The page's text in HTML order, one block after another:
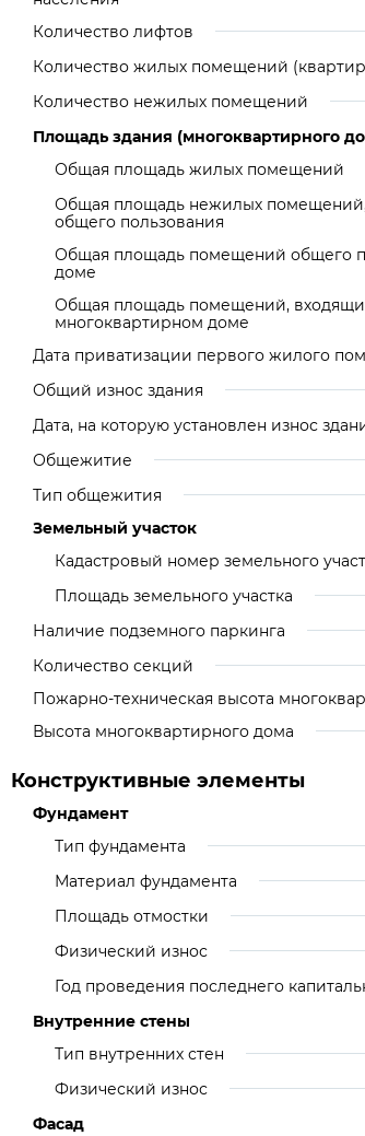
Количество лифтов
Количество жилых помещений
Количество нежилых помещений
Площадь здания (многоквартирного
Общая площадь жилых помещений
Общая площадь нежилых
общего пользования
Общая площадь помещений общего
доме
Общая площадь помещений,
многоквартирном доме
Дата приватизации первого жилого
Общий износ здания
Дата, на которую установлен износ
Общежитие
Тип общежития
Земельный участок
Кадастровый номер земельного
Площадь земельного участка
Наличие подземного паркинга
Количество секций
Пожарно-техническая высота
Высота многоквартирного дома
Конструктивные элементы
Фундамент
Тип фундамента
Материал фундамента
Площадь отмостки
Физический износ
Год проведения последнего
Внутренние стены
Тип внутренних стен
Физический износ
Фасад